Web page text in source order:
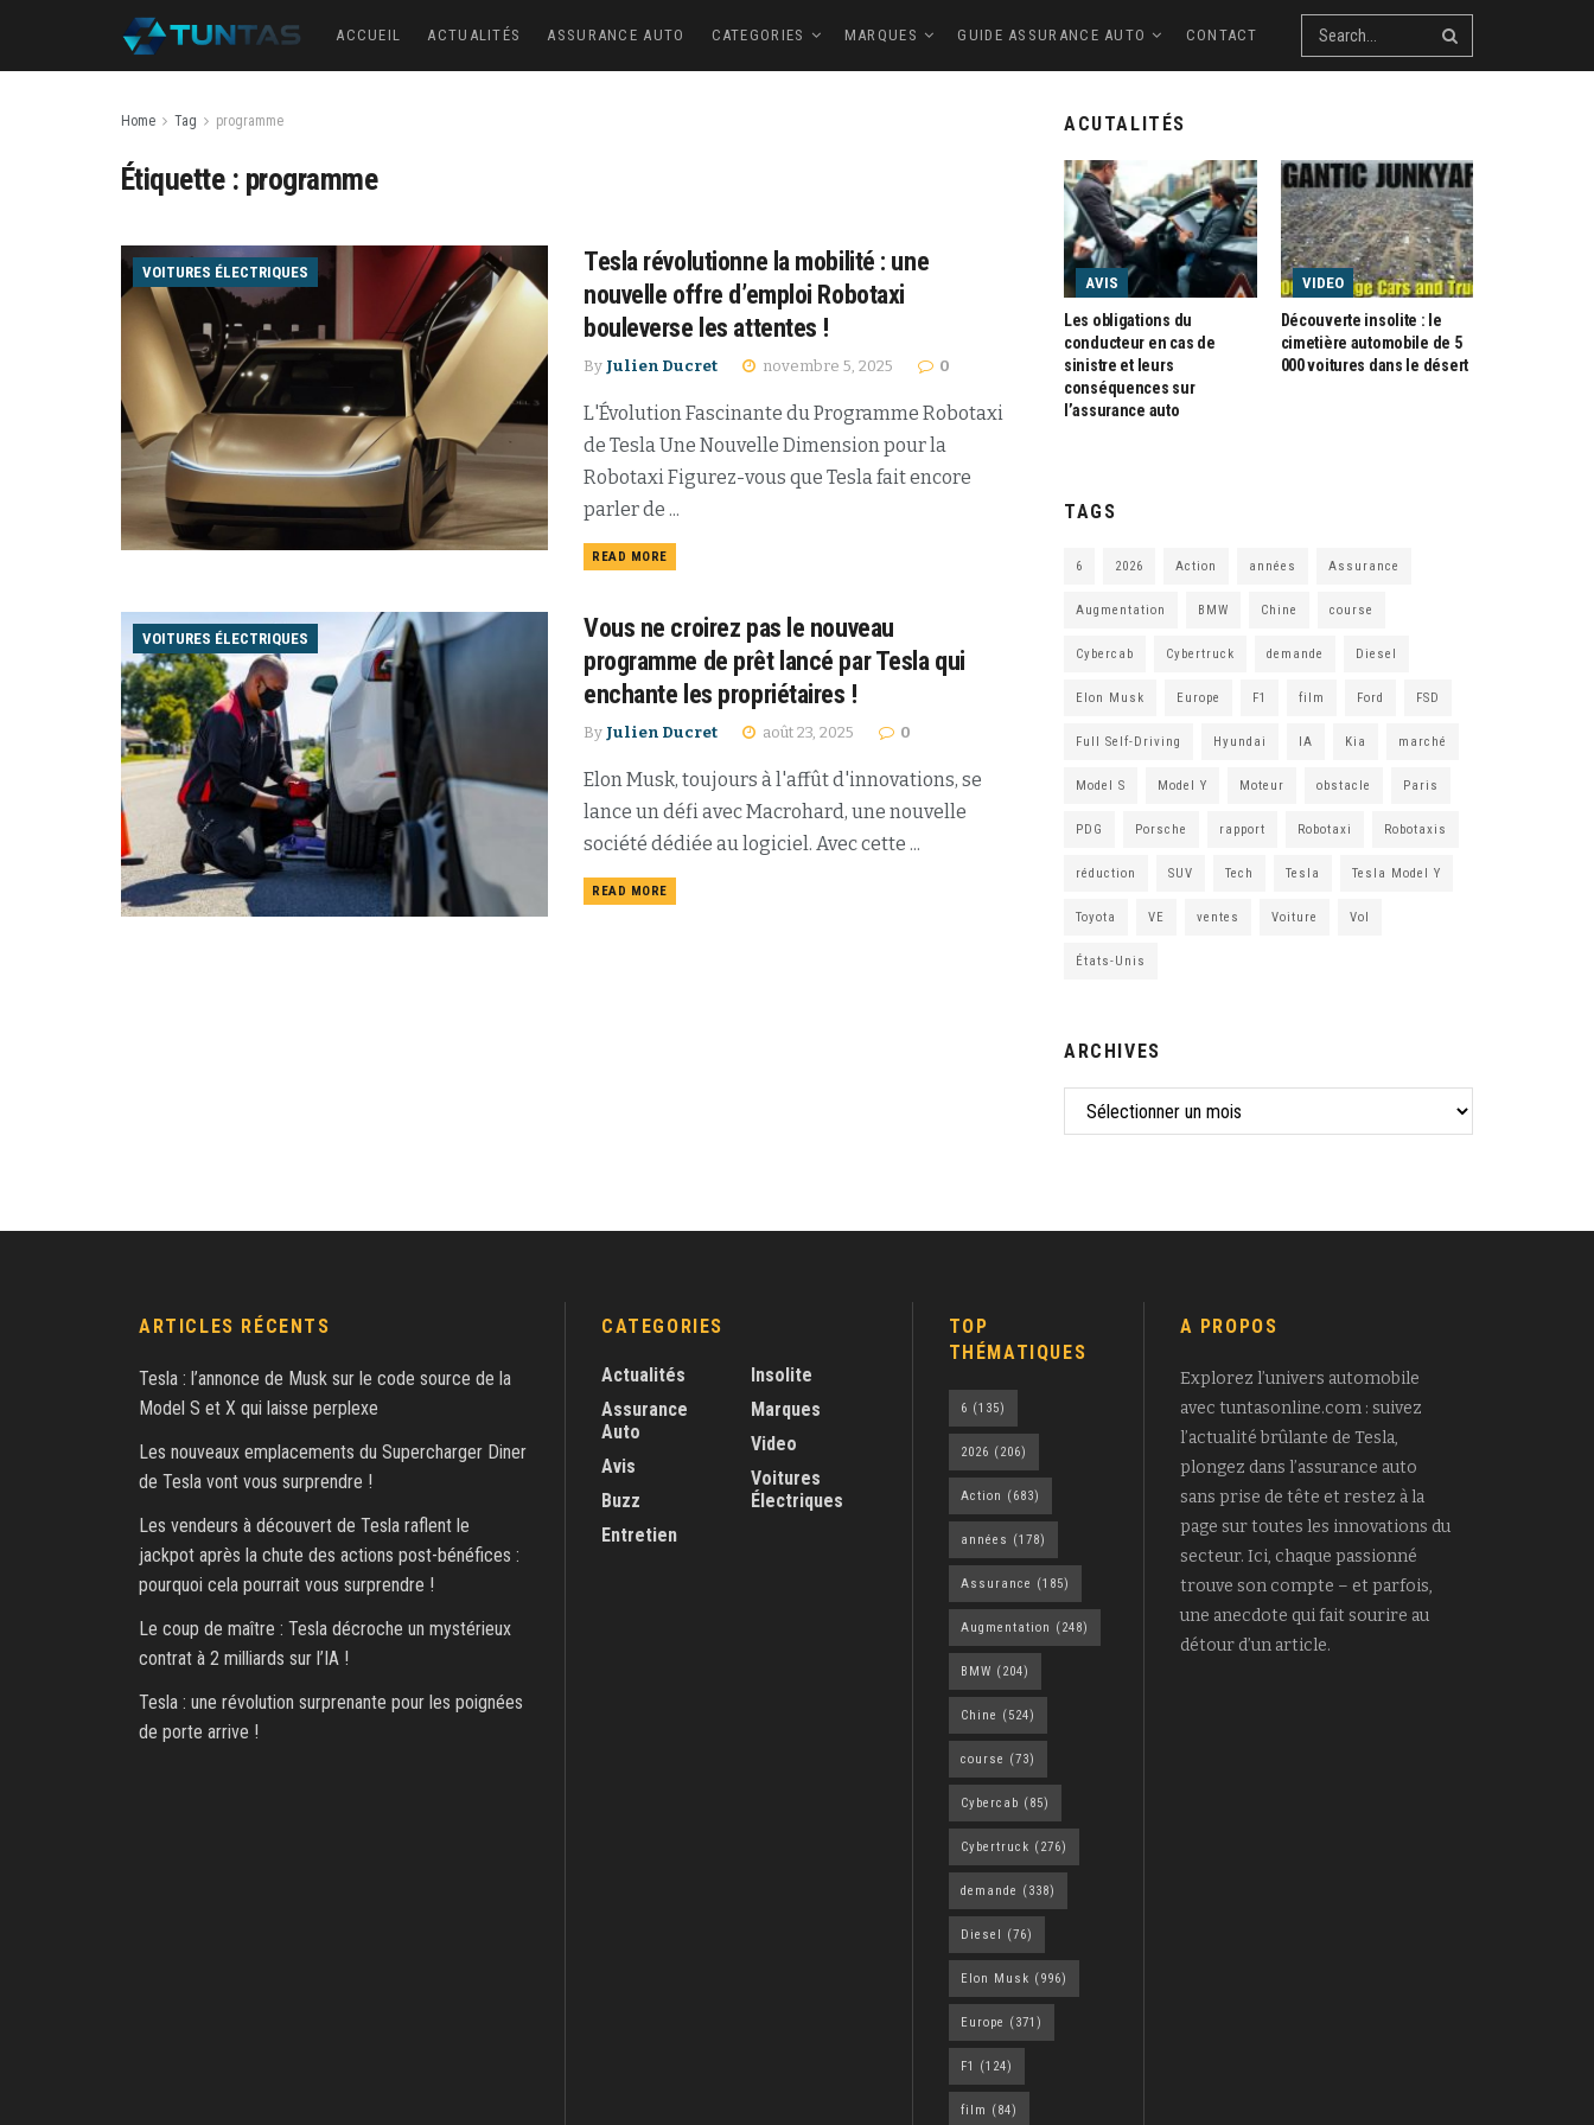
ACCUEIL ACTUALITÉS ASSURANCE AUTO CATEGORIES MARQUES GUIDE ASSURANCE AUTO CONTACT
Home Tag programme
Étiquette : programme
VOITURES ÉLECTRIQUES
Tesla révolutionne la mobilité : une
nouvelle offre d’emploi Robotaxi
bouleverse les attentes !
By Julien Ducret novembre 5, 2025 0
L'Évolution Fascinante du Programme Robotaxi
de Tesla Une Nouvelle Dimension pour la
Robotaxi Figurez-vous que Tesla fait encore
parler de ...
READ MORE
VOITURES ÉLECTRIQUES
Vous ne croirez pas le nouveau
programme de prêt lancé par Tesla qui
enchante les propriétaires !
By Julien Ducret août 23, 2025 0
Elon Musk, toujours à l'affût d'innovations, se
lance un défi avec Macrohard, une nouvelle
société dédiée au logiciel. Avec cette ...
READ MORE
ACUTALITÉS
AVIS
Les obligations du
conducteur en cas de
sinistre et leurs
conséquences sur
l’assurance auto
VIDEO
Découverte insolite : le
cimetière automobile de 5
000 voitures dans le désert
TAGS
6 2026 Action années Assurance
Augmentation BMW Chine course
Cybercab Cybertruck demande Diesel
Elon Musk Europe F1 film Ford FSD
Full Self-Driving Hyundai IA Kia marché
Model S Model Y Moteur obstacle Paris
PDG Porsche rapport Robotaxi Robotaxis
réduction SUV Tech Tesla Tesla Model Y
Toyota VE ventes Voiture Vol
États-Unis
ARCHIVES
ARTICLES RÉCENTS
Tesla : l’annonce de Musk sur le code source de la
Model S et X qui laisse perplexe
Les nouveaux emplacements du Supercharger Diner
de Tesla vont vous surprendre !
Les vendeurs à découvert de Tesla raflent le
jackpot après la chute des actions post-bénéfices :
pourquoi cela pourrait vous surprendre !
Le coup de maître : Tesla décroche un mystérieux
contrat à 2 milliards sur l’IA !
Tesla : une révolution surprenante pour les poignées
de porte arrive !
CATEGORIES
Actualités
Assurance
Auto
Avis
Buzz
Entretien
Insolite
Marques
Video
Voitures
Électriques
TOP
THÉMATIQUES
6 (135)
2026 (206)
Action (683)
années (178)
Assurance (185)
Augmentation (248)
BMW (204)
Chine (524)
course (73)
Cybercab (85)
Cybertruck (276)
demande (338)
Diesel (76)
Elon Musk (996)
Europe (371)
F1 (124)
film (84)
A PROPOS
Explorez l’univers automobile
avec tuntasonline.com : suivez
l’actualité brûlante de Tesla,
plongez dans l’assurance auto
sans prise de tête et restez à la
page sur toutes les innovations du
secteur. Ici, chaque passionné
trouve son compte – et parfois,
une anecdote qui fait sourire au
détour d’un article.